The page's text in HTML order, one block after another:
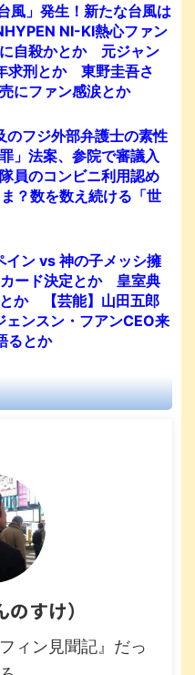
」発生！新たな台風は
NI-KI熱心ファン
に自殺かとか 元ジャン
求刑とか 東野圭吾さ
にファン感涙とか
フジ外部弁護士の素性
」法案、参院で審議入
員のコンビニ利用認め
？数を数え続ける「世
ン vs 神の子メッシ擁
ード決定とか 皇室典
か 【芸能】山田五郎
ンスン・フアンCEO来
るとか
すけ）
ィン見聞記』だっ